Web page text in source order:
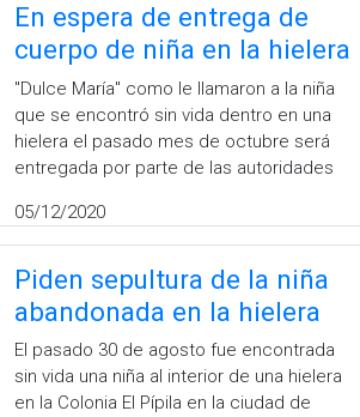
En espera de entrega de
cuerpo de niña en la hielera
''Dulce María'' como le llamaron a la niña
que se encontró sin vida dentro en una
hielera el pasado mes de octubre será
entregada por parte de las autoridades
05/12/2020
Piden sepultura de la niña
abandonada en la hielera
El pasado 30 de agosto fue encontrada
sin vida una niña al interior de una hielera
en la Colonia El Pípila en la ciudad de